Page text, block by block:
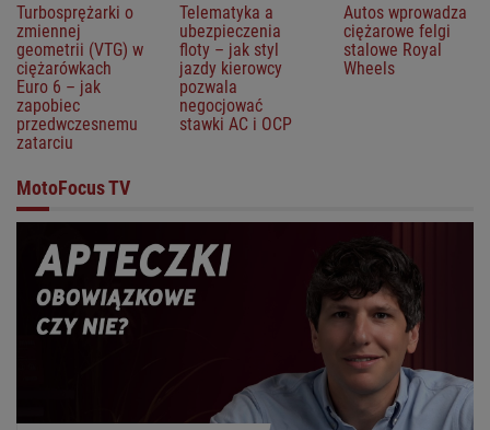
Turbosprężarki o
zmiennej
geometrii (VTG) w
ciężarówkach
Euro 6 – jak
zapobiec
przedwczesnemu
zatarciu
Telematyka a
ubezpieczenia
floty – jak styl
jazdy kierowcy
pozwala
negocjować
stawki AC i OCP
Autos wprowadza
ciężarowe felgi
stalowe Royal
Wheels
MotoFocus TV